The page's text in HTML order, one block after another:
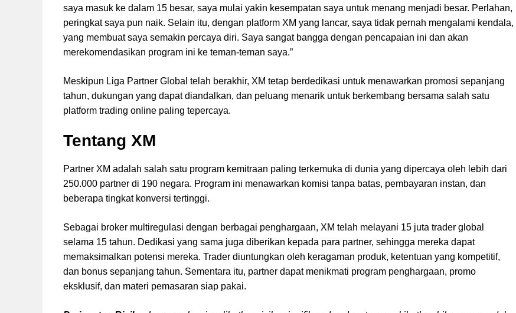
saya masuk ke dalam 15 besar, saya mulai yakin kesempatan saya untuk menang menjadi besar. Perlahan,
peringkat saya pun naik. Selain itu, dengan platform XM yang lancar, saya tidak pernah mengalami kendala,
yang membuat saya semakin percaya diri. Saya sangat bangga dengan pencapaian ini dan akan
merekomendasikan program ini ke teman-teman saya.”
Meskipun Liga Partner Global telah berakhir, XM tetap berdedikasi untuk menawarkan promosi sepanjang
tahun, dukungan yang dapat diandalkan, dan peluang menarik untuk berkembang bersama salah satu
platform trading online paling tepercaya.
Tentang XM
Partner XM adalah salah satu program kemitraan paling terkemuka di dunia yang dipercaya oleh lebih dari
250.000 partner di 190 negara. Program ini menawarkan komisi tanpa batas, pembayaran instan, dan
beberapa tingkat konversi tertinggi.
Sebagai broker multiregulasi dengan berbagai penghargaan, XM telah melayani 15 juta trader global
selama 15 tahun. Dedikasi yang sama juga diberikan kepada para partner, sehingga mereka dapat
memaksimalkan potensi mereka. Trader diuntungkan oleh keragaman produk, ketentuan yang kompetitif,
dan bonus sepanjang tahun. Sementara itu, partner dapat menikmati program penghargaan, promo
eksklusif, dan materi pemasaran siap pakai.